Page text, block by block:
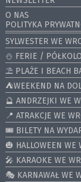
O NAS
POLITYKA
SYLWESTER WE
⛄️ FERIE /
⛱️ PLAŻE I BEACH
⛺️WEEKEND NA
🔮 ANDRZEJKI WE
📍 ATRAKCJE WE
🎟️ BILETY NA
🎃 HALLOWEEN WE
🎤 KARAOKE WE
🎭 KARNAWAŁ WE